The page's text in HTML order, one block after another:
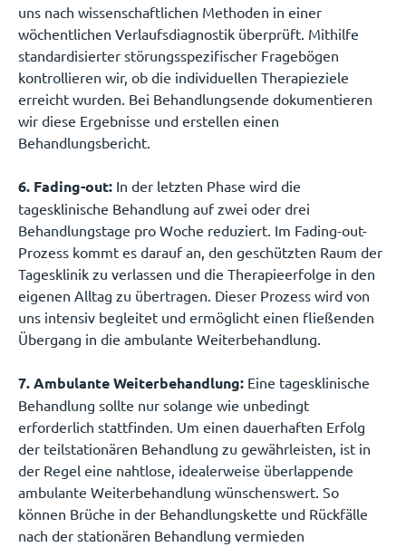
uns nach wissenschaftlichen Methoden in einer
wöchentlichen Verlaufsdiagnostik überprüft. Mithilfe
standardisierter störungsspezifischer Fragebögen
kontrollieren wir, ob die individuellen Therapieziele
erreicht wurden. Bei Behandlungsende dokumentieren
wir diese Ergebnisse und erstellen einen
Behandlungsbericht.
6. Fading-out: In der letzten Phase wird die
tagesklinische Behandlung auf zwei oder drei
Behandlungstage pro Woche reduziert. Im Fading-out-
Prozess kommt es darauf an, den geschützten Raum der
Tagesklinik zu verlassen und die Therapieerfolge in den
eigenen Alltag zu übertragen. Dieser Prozess wird von
uns intensiv begleitet und ermöglicht einen fließenden
Übergang in die ambulante Weiterbehandlung.
7. Ambulante Weiterbehandlung: Eine tagesklinische
Behandlung sollte nur solange wie unbedingt
erforderlich stattfinden. Um einen dauerhaften Erfolg
der teilstationären Behandlung zu gewährleisten, ist in
der Regel eine nahtlose, idealerweise überlappende
ambulante Weiterbehandlung wünschenswert. So
können Brüche in der Behandlungskette und Rückfälle
nach der stationären Behandlung vermieden